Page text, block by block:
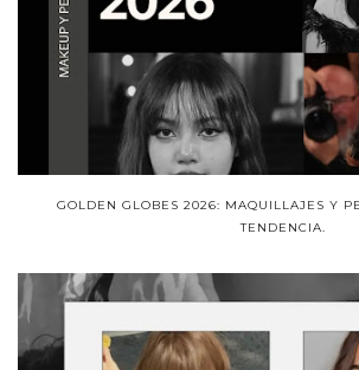
GOLDEN GLOBES 2026: MAQUILLAJES Y
TENDENCIA.